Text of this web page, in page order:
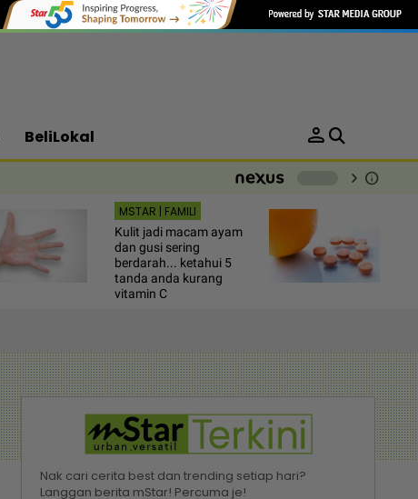
BeliLokal person
chevron_right info
MSTAR | FAMILI
Kulit jadi macam ayam
dan gusi sering
berdarah... ketahui 5
tanda anda kurang
vitamin C
Nak cari cerita best dan trending setiap hari?
Langgan berita mStar! Percuma je!